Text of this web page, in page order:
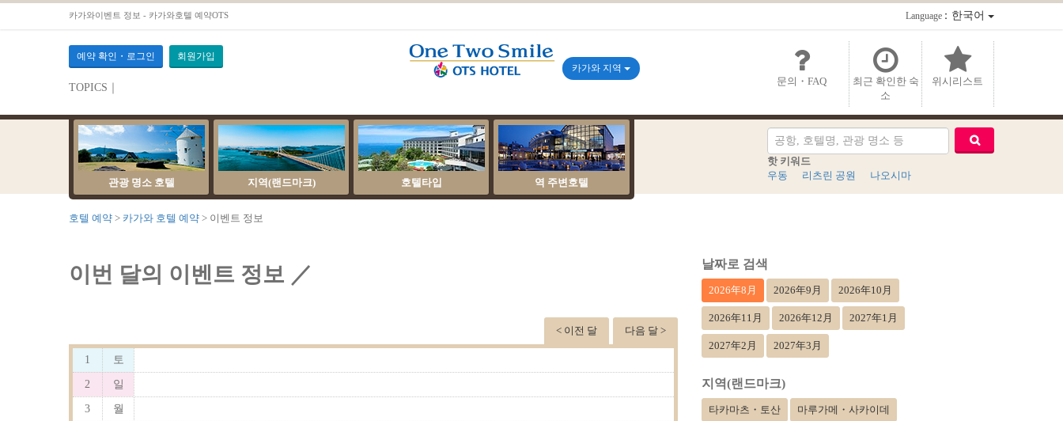
카가와이벤트 정보 - 카가와호텔 예약OTS Language：한국어
예약 확인・로그인 회원가입
TOPICS｜
문의・FAQ
최근 확인한 숙
소
위시리스트
카가와 지역
관광 명소 호텔 지역(랜드마크) 호텔타입 역 주변호텔
핫 키워드
우동
리츠린 공원 나오시마
호텔 예약 카가와 호텔 예약 이벤트 정보
이번 달의 이벤트 정보 ／
다음 달 >
< 이전 달
1 토
2 일
3 월
날짜로 검색
2026年8月 2026年9月 2026年10月
2026年11月 2026年12月 2027年1月
2027年2月 2027年3月
지역(랜드마크)
타카마츠・토산 마루가메・사카이데